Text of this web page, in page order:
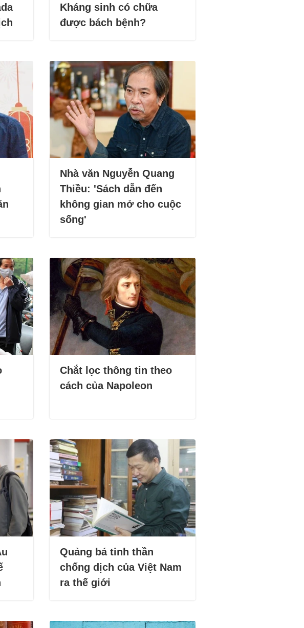
Kháng sinh có chữa
được bách bệnh?
Nhà văn Nguyễn Quang
Thiều: 'Sách dẫn đến
không gian mở cho cuộc
sống'
Chắt lọc thông tin theo
cách của Napoleon
Quảng bá tinh thần
chống dịch của Việt Nam
ra thế giới